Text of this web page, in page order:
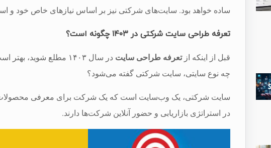
ساده خواهد بود. سایت‌های شرکتی نیز بر اساس نیازهای خاص خود و
تعرفه طراحی سایت شرکتی در ۱۴۰۳ چگونه است؟
قبل از اینکه ازتعرفه طراحی سایت
در سال ۱۴۰۳ مطلع
چه نوع سایتی، سایت شرکتی گفته می‌شود؟
سایت شرکتی، یک وب‌سایت است که یک شرکت برای معرفی محصولات
در استراتژی بازاریابی و حضور آنلاین شرکت‌ها دارند.